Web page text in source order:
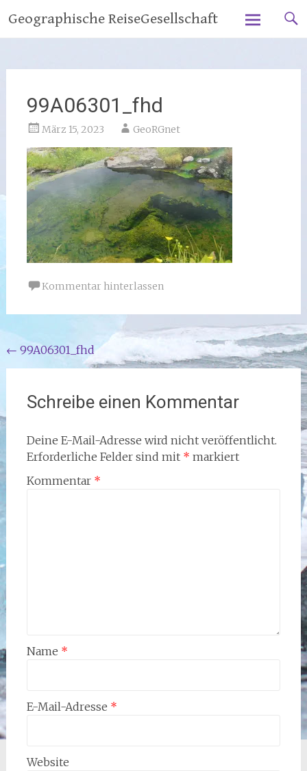
Inhalt
springen
Geographische ReiseGesellschaft
99A06301_fhd
März 15, 2023 GeoRGnet
Kommentar hinterlassen
Beitragsnavigation
← 99A06301_fhd
Schreibe einen Kommentar
Deine E-Mail-Adresse wird nicht veröffentlicht.
Erforderliche Felder sind mit * markiert
Kommentar *
Name *
E-Mail-Adresse *
Website